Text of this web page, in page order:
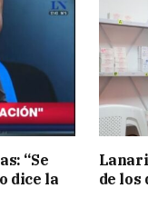
“Se
dice la
de los